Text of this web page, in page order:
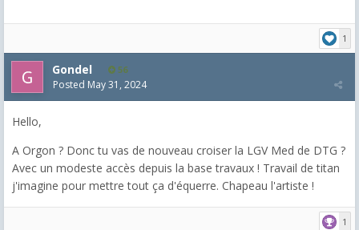
1
Gondel 56
Posted May 31, 2024
Hello,
A Orgon ? Donc tu vas de nouveau croiser la LGV Med de DTG ?
Avec un modeste accès depuis la base travaux ! Travail de titan
j'imagine pour mettre tout ça d'équerre. Chapeau l'artiste !
1